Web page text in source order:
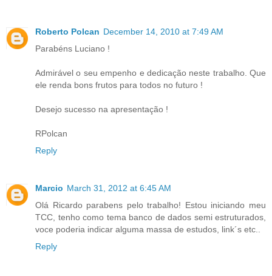
Roberto Polcan December 14, 2010 at 7:49 AM
Parabéns Luciano !
Admirável o seu empenho e dedicação neste trabalho. Que
ele renda bons frutos para todos no futuro !
Desejo sucesso na apresentação !
RPolcan
Reply
Marcio March 31, 2012 at 6:45 AM
Olá Ricardo parabens pelo trabalho! Estou iniciando meu
TCC, tenho como tema banco de dados semi estruturados,
voce poderia indicar alguma massa de estudos, link´s etc..
Reply